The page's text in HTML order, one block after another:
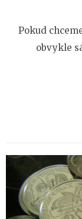
Pokud
obvykle